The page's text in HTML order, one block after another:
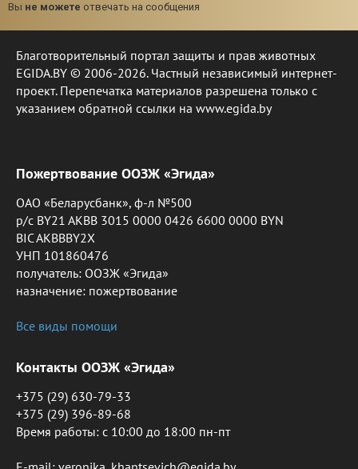
Вы не можете отвечать на сообщения
Благотворительный портал защиты и прав животных
EGIDA.BY © 2006-2026. Частный независимый интернет-
проект. Перепечатка материалов разрешена только с
указанием обратной ссылки на www.egida.by
Пожертвование ООЗЖ «Эгида»
ОАО «Беларусбанк», ф-л №500
р/с BY21 AKBB 3015 0000 0426 6600 0000 BYN
BIC AKBBBY2X
УНП 101860476
получатель: ООЗЖ «Эгида»
назначение: пожертвование
Все виды помощи
Контакты ООЗЖ «Эгида»
+375 (29) 630-79-33
+375 (29) 396-89-68
Время работы: c 10:00 до 18:00 пн-пт